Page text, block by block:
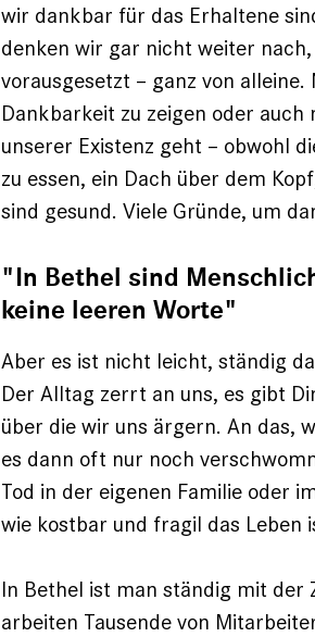
wir dankbar für das Erhaltene
denken wir gar nicht weiter
vorausgesetzt – ganz von
Dankbarkeit zu zeigen oder
unserer Existenz geht – obwohl
zu essen, ein Dach über dem
sind gesund. Viele Gründe, um
"In Bethel sind
keine leeren Worte"
Aber es ist nicht leicht, ständig
Der Alltag zerrt an uns, es gibt
über die wir uns ärgern. An das,
es dann oft nur noch
Tod in der eigenen ­Fa­milie oder
wie kostbar und fragil das Leben
In Bethel ist man ständig mit
arbeiten Tausende von